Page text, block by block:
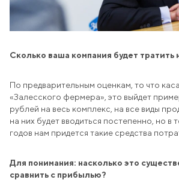
Сколько ваша компания будет тратить
По предварительным оценкам, то что
«Залесского фермера», это выйдет
рублей на весь комплекс, на все виды
на них будет вводиться постепенно, но в
годов нам придется такие средства
Для понимания: насколько это
сравнить с прибылью?